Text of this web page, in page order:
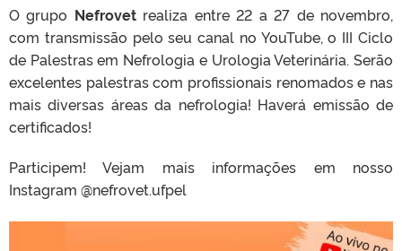
O grupo Nefrovetrealiza entre 22 a 27 de novembro,
com transmissão pelo seu canal no YouTube, o III Ciclo
de Palestras em Nefrologia e Urologia Veterinária. Serão
excelentes palestras com profissionais renomados e nas
mais diversas áreas da nefrologia! Haverá emissão de
certificados!
Participem! Vejam mais informações em nosso
Instagram @nefrovet.ufpel